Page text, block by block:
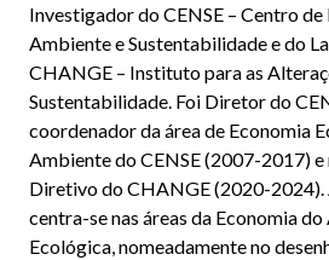
Investigador do CENSE – Centro
Ambiente e Sustentabilidade e do
CHANGE – Instituto para as
Sustentabilidade. Foi Diretor do
coordenador da área de Economia
Ambiente do CENSE (2007-2017)
Diretivo do CHANGE (2020-2024).
centra-se nas áreas da Economia
Ecológica, nomeadamente no